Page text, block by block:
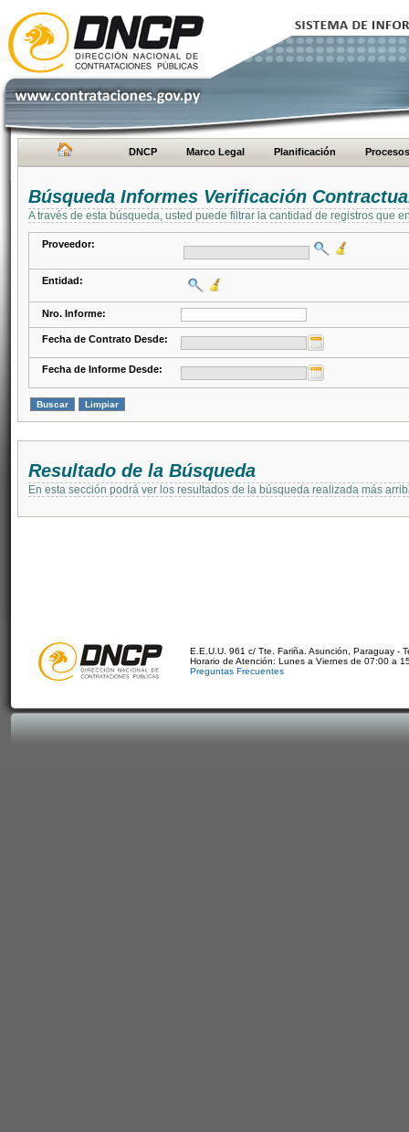
DNCP Marco Legal Planificación Procesos
Búsqueda Informes Verificación
A través de esta búsqueda, usted puede filtrar la cantidad de registros que
Proveedor:
Entidad:
Nro. Informe:
Fecha de Contrato Desde:
Fecha de Informe Desde:
Resultado de la Búsqueda
En esta sección podrá ver los resultados de la búsqueda realizada más
E.E.U.U. 961 c/ Tte. Fariña. Asunción, Paraguay -
Horario de Atención: Lunes a Viernes de 07:00 a
Preguntas Frecuentes